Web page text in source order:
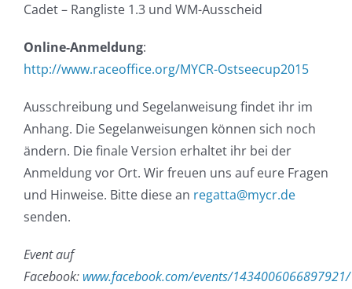
Cadet – Rangliste 1.3 und WM-Ausscheid
Online-Anmeldung:
http://www.raceoffice.org/MYCR-Ostseecup2015
Ausschreibung und Segelanweisung findet ihr im
Anhang. Die Segelanweisungen können sich noch
ändern. Die finale Version erhaltet ihr bei der
Anmeldung vor Ort. Wir freuen uns auf eure Fragen
und Hinweise. Bitte diese an regatta@mycr.de
senden.
Event auf
Facebook: www.facebook.com/events/1434006066897921/